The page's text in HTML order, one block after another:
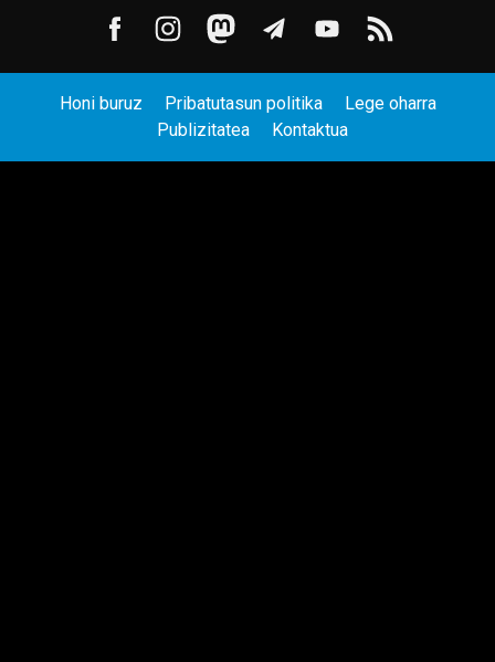
Honi buruz Pribatutasun politika
Lege oharra
Publizitatea
Kontaktua